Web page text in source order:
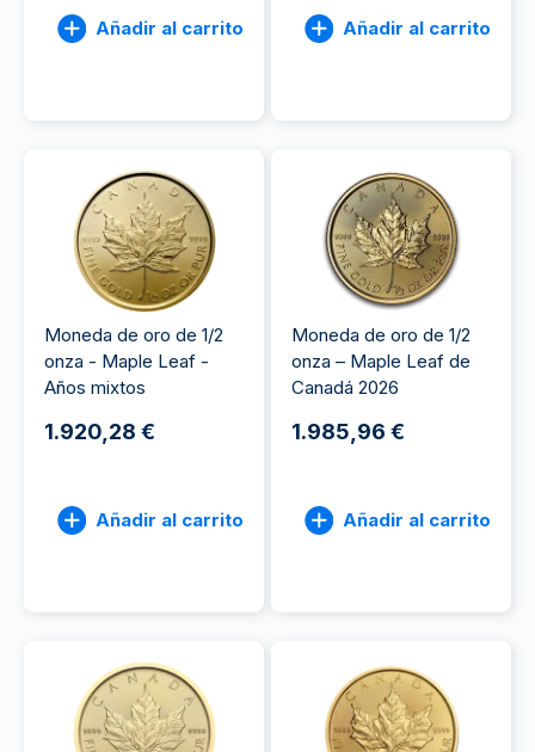
Añadir al carrito Añadir al carrito
Moneda de oro de 1/2
onza - Maple Leaf -
Años mixtos
1.920,28 €
Añadir al carrito
Moneda de oro de 1/2
onza – Maple Leaf de
Canadá 2026
1.985,96 €
Añadir al carrito